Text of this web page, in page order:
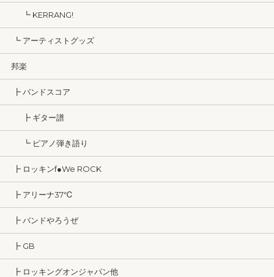
┗ KERRANG!
┗ アーティストグッズ
邦楽
┣ バンドスコア
┣ ギター譜
┗ ピアノ弾き語り
┣ ロッキンf●We ROCK
┣ アリーナ37℃
┣ バンドやろうぜ
┣ GB
┣ ロッキングオンジャパン他